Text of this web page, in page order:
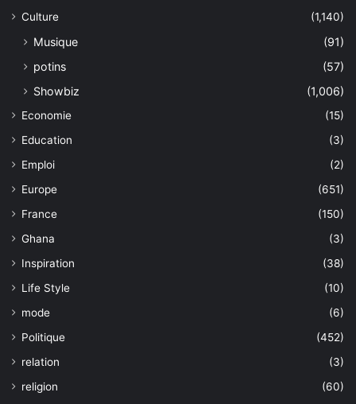
Culture
(1,140)
Musique
(91)
potins
(57)
Showbiz
(1,006)
Economie
(15)
Education
(3)
Emploi
(2)
Europe
(651)
France
(150)
Ghana
(3)
Inspiration
(38)
Life Style
(10)
mode
(6)
Politique
(452)
relation
(3)
religion
(60)